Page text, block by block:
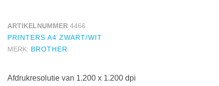
ARTIKELNUMMER 4466
PRINTERS A4 ZWART/WIT
MERK: BROTHER
Afdrukresolutie van 1.200 x 1.200 dpi